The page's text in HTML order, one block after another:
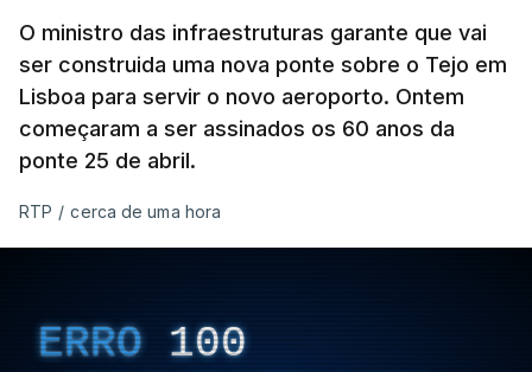
O ministro das infraestruturas garante que vai
ser construida uma nova ponte sobre o Tejo em
Lisboa para servir o novo aeroporto. Ontem
começaram a ser assinados os 60 anos da
ponte 25 de abril.
RTP / cerca de uma hora
ERRO 100